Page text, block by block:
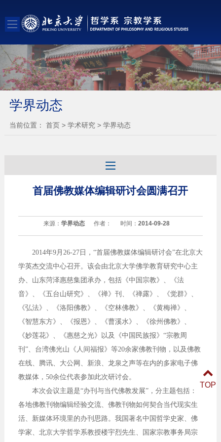
学界动态
当前位置： 首页> 学术研究> 学界动态
首届佛教媒体编辑研讨会圆满召开
来源：学界动态 作者： 时间：2014-09-28
2014年9月26-27日，“首届佛教媒体编辑研讨会”在北京大
学英杰交流中心召开。该会由北京大学佛学教育研究中心主
办、山东菏泽惠慈集团承办，包括《中国宗教》、《法
音》、《五台山研究》、《禅》刊、《禅露》、《觉群》、
《弘法》、《洛阳佛教》、《空林佛教》、《黄梅禅》、
《智慧东方》、《报恩》、《曹溪水》、《徐州佛教》、
《妙莲花》、《惠慈之光》以及《中国民族报》“宗教周
刊”、台湾佛光山《人间福报》等20余家佛教刊物，以及佛教
在线、腾讯、大公网、新浪、龙泉之声等在内的多家电子佛
教媒体，50余位代表参加此次研讨会。
本次会议主题是“办刊与当代佛教发展”，分主题包括：
各地佛教刊物编辑经验交流、佛教刊物如何契合当代现实生
活、新媒体环境里的办刊思路。我国著名中国哲学史家、佛
学家、北京大学哲学系教授楼宇烈先生、国家宗教事务局宗
TOP